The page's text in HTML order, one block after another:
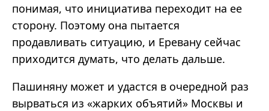
понимая, что инициатива переходит на ее
сторону. Поэтому она пытается
продавливать ситуацию, и Еревану сейчас
приходится думать, что делать дальше.
Пашиняну может и удастся в очередной раз
вырваться из «жарких объятий» Москвы и